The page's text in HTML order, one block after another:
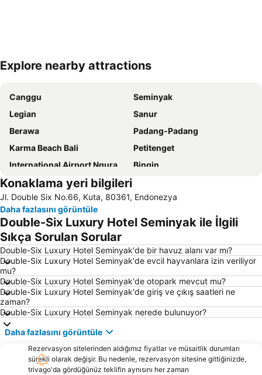
Haritayı genişlet
Explore nearby attractions
Canggu
Seminyak
Legian
Sanur
Berawa
Padang-Padang
Karma Beach Bali
Petitenget
International Airport Ngurah Rai
Bingin
Bali Collection
Blue Point-Suluban
Bali Safari & Marine Park
Waterbom Bali
Tanah Lot
Pura Luhur Ulu Watu
Turtle Island by Bali Wings Tour Service
Bali Orchid Garden
Lembongan
Jatiluwih
Pura Ulun Danu Bratan
Hard Rock Cafe
Matahari Kuta Square
DFS Galleria Bali
Lagoon Spa
Jalan Legian
Batubulan
Ketewel
Sukawati Art Market
Double Six Beach
Konaklama yeri bilgileri
Jl. Double Six No.66, Kuta, 80361, Endonezya
Daha fazlasını görüntüle
Double-Six Luxury Hotel Seminyak ile İlgili
Sıkça Sorulan Sorular
Double-Six Luxury Hotel Seminyak'de bir havuz alanı var mı?
Double-Six Luxury Hotel Seminyak'de evcil hayvanlara izin veriliyor
mu?
Double-Six Luxury Hotel Seminyak'de otopark mevcut mu?
Double-Six Luxury Hotel Seminyak'de giriş ve çıkış saatleri ne
zaman?
Double-Six Luxury Hotel Seminyak nerede bulunuyor?
Daha fazlasını görüntüle
Rezervasyon sitelerinden aldığımız fiyatlar ve müsaitlik durumları
sürekli olarak değişir. Bu nedenle, rezervasyon sitesine gittiğinizde,
trivago'da gördüğünüz teklifin aynısını her zaman